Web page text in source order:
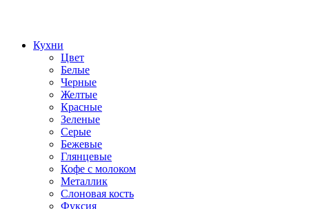
Кухни
Цвет
Белые
Черные
Желтые
Красные
Зеленые
Серые
Бежевые
Глянцевые
Кофе с молоком
Металлик
Слоновая кость
Фуксия